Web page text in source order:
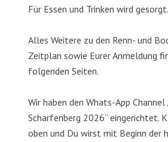
Für Essen und Trinken wird gesorgt.
Alles Weitere zu den Renn- und
Zeitplan sowie Eurer Anmeldung
folgenden Seiten.
Wir haben den Whats-App Channel
Scharfenberg 2026“ eingerichtet.
oben und Du wirst mit Beginn der